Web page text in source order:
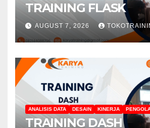
TRAINING FLASK
AUGUST 7, 2026
ANALISIS DATA DESAIN KINERJA
TRAINING DASH